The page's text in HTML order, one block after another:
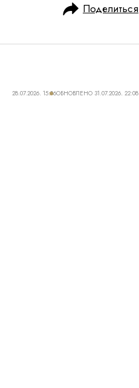
Поделиться
28.07.2026, 15:06ОБНОВЛЕНО 31.07.2026, 22:08